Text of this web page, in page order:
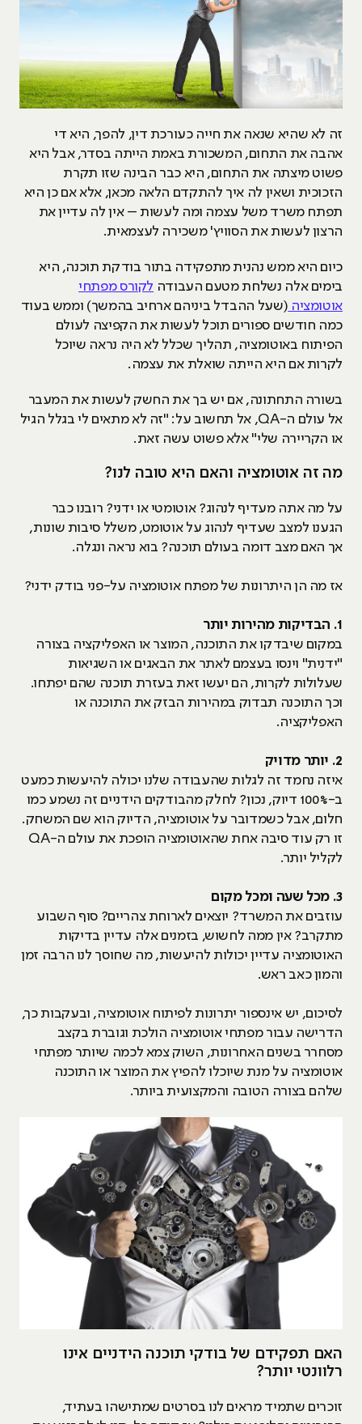
זה לא שהיא שנאה את חייה כעורכת דין, להפך, היא די
אהבה את התחום, המשכורת באמת הייתה בסדר, אבל היא
פשוט מיצתה את התחום, היא כבר הבינה שזו תקרת
הזכוכית ושאין לה איך להתקדם הלאה מכאן, אלא אם כן היא
תפתח משרד משל עצמה ומה לעשות – אין לה עדיין את
הרצון לעשות את הסוויץ' משכירה לעצמאית.
כיום היא ממש נהנית מתפקידה בתור בודקת תוכנה, היא
בימים אלה נשלחת מטעם העבודה לקורס מפתחי
אוטומציה (שעל ההבדל ביניהם ארחיב בהמשך) וממש בעוד
כמה חודשים ספורים תוכל לעשות את הקפיצה לעולם
הפיתוח באוטומציה, תהליך שכלל לא היה נראה שיוכל
לקרות אם היא הייתה שואלת את עצמה.
בשורה התחתונה, אם יש בך את החשק לעשות את המעבר
אל עולם ה-QA, אל תחשוב על: "זה לא מתאים לי בגלל הגיל
או הקריירה שלי" אלא פשוט עשה זאת.
מה זה אוטומציה והאם היא טובה לנו?
על מה אתה מעדיף לנהוג? אוטומטי או ידני? רובנו כבר
הגענו למצב שעדיף לנהוג על אוטומט, משלל סיבות שונות,
אך האם מצב דומה בעולם תוכנה? בוא נראה ונגלה.
אז מה הן היתרונות של מפתח אוטומציה על-פני בודק ידני?
1. הבדיקות מהירות יותר
במקום שיבדקו את התוכנה, המוצר או האפליקציה בצורה
"ידנית" וינסו בעצמם לאתר את הבאגים או השגיאות
שעלולות לקרות, הם יעשו זאת בעזרת תוכנה שהם יפתחו.
וכך התוכנה תבדוק במהירות הבזק את התוכנה או
האפליקציה.
2. יותר מדויק
איזה נחמד זה לגלות שהעבודה שלנו יכולה להיעשות כמעט
ב-100% דיוק, נכון? לחלק מהבודקים הידניים זה נשמע כמו
חלום, אבל כשמדובר על אוטומציה, הדיוק הוא שם המשחק.
זו רק עוד סיבה אחת שהאוטומציה הופכת את עולם ה-QA
לקליל יותר.
3. מכל שעה ומכל מקום
עוזבים את המשרד? יוצאים לארוחת צהריים? סוף השבוע
מתקרב? אין ממה לחשוש, בזמנים אלה עדיין בדיקות
האוטומציה עדיין יכולות להיעשות, מה שחוסך לנו הרבה זמן
והמון כאב ראש.
לסיכום, יש אינספור יתרונות לפיתוח אוטומציה, ובעקבות כך,
הדרישה עבור מפתחי אוטומציה הולכת וגוברת בקצב
מסחרר בשנים האחרונות, השוק צמא לכמה שיותר מפתחי
אוטומציה על מנת שיוכלו להפיץ את המוצר או התוכנה
שלהם בצורה הטובה והמקצועית ביותר.
האם תפקידם של בודקי תוכנה הידניים אינו
רלוונטי יותר?
זוכרים שתמיד מראים לנו בסרטים שמתישהו בעתיד,